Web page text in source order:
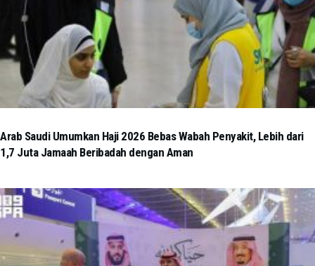
Arab Saudi Umumkan Haji 2026 Bebas Wabah Penyakit, Lebih dari
1,7 Juta Jamaah Beribadah dengan Aman